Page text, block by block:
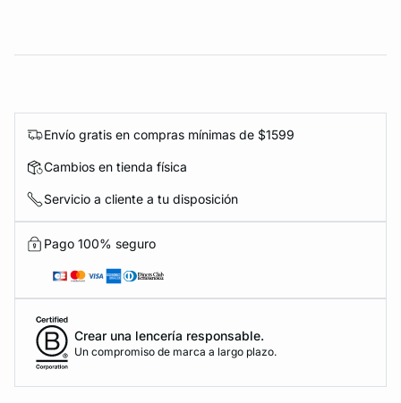
Envío gratis en compras mínimas de $1599
Cambios en tienda física
Servicio a cliente a tu disposición
Pago 100% seguro
Crear una lencería responsable.
Un compromiso de marca a largo plazo.